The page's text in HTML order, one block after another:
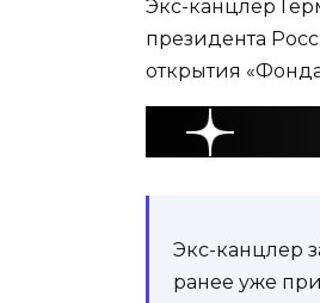
Экс-канцлер
президента
открытия
Экс-канцлер
ранее уже